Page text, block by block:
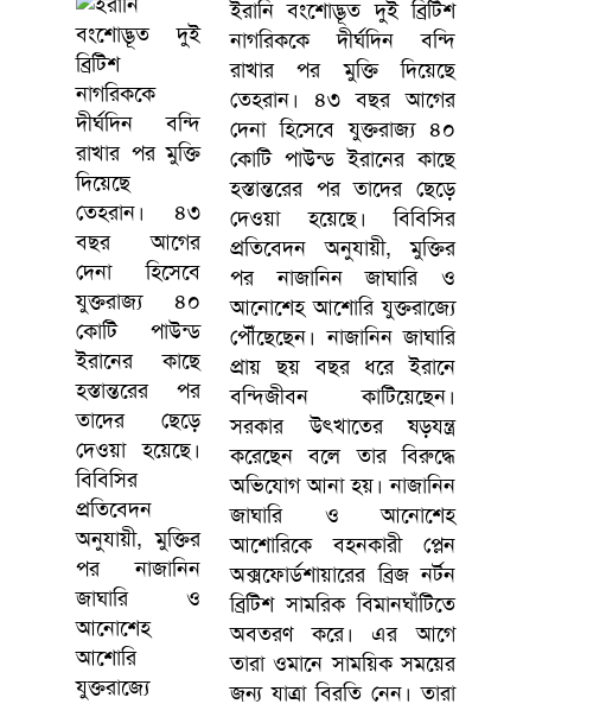
ইরানি বংশোদ্ভূত দুই ব্রিটিশ
নাগরিককে দীর্ঘদিন বন্দি
রাখার পর মুক্তি দিয়েছে
তেহরান। ৪৩ বছর আগের
দেনা হিসেবে যুক্তরাজ্য ৪০
কোটি পাউন্ড ইরানের কাছে
হস্তান্তরের পর তাদের ছেড়ে
দেওয়া হয়েছে। বিবিসির
প্রতিবেদন অনুযায়ী, মুক্তির
পর নাজানিন জাঘারি ও
আনোশেহ আশোরি যুক্তরাজ্যে
পৌঁছেছেন। নাজানিন জাঘারি
প্রায় ছয় বছর ধরে ইরানে
বন্দিজীবন কাটিয়েছেন।
সরকার উৎখাতের ষড়যন্ত্র
করেছেন বলে তার বিরুদ্ধে
অভিযোগ আনা হয়। নাজানিন
জাঘারি ও আনোশেহ
আশোরিকে বহনকারী প্লেন
অক্সফোর্ডশায়ারের ব্রিজ নর্টন
ব্রিটিশ সামরিক বিমানঘাঁটিতে
অবতরণ করে। এর আগে
তারা ওমানে সাময়িক সময়ের
জন্য যাত্রা বিরতি নেন। তারা